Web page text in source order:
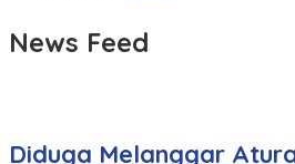
News Feed
Diduga Melanggar